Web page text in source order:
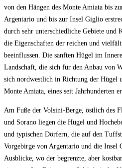
von den Hängen des Monte Amiata bis
Argentario und bis zur Insel Giglio
durch sehr unterschiedliche Gebiete und
die Eigenschaften der reichen und
beeinflussen. Die sanften Hügel im
Landschaft, die sich für den Anbau von
sich nordwestlich in Richtung der Hügel
Monte Amiata, eines seit Jahrhunderten
Am Fuße der Volsini-Berge, östlich des
und Sorano liegen die Hügel und
und typischen Dörfern, die auf den
Vorgebirge von Argentario und die Insel
Ausblicke, wo der begrenzte, aber